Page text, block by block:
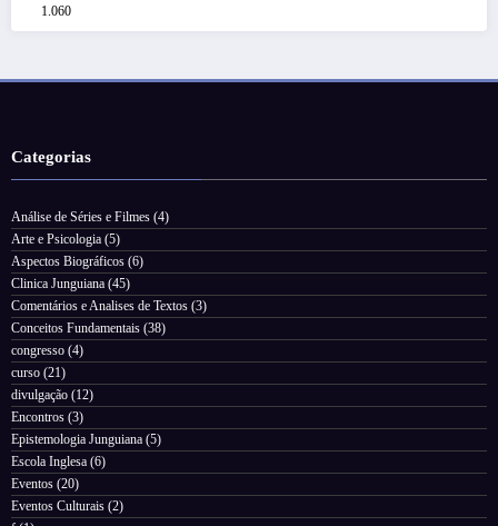
1.060
Categorias
Análise de Séries e Filmes (4)
Arte e Psicologia (5)
Aspectos Biográficos (6)
Clinica Junguiana (45)
Comentários e Analises de Textos (3)
Conceitos Fundamentais (38)
congresso (4)
curso (21)
divulgação (12)
Encontros (3)
Epistemologia Junguiana (5)
Escola Inglesa (6)
Eventos (20)
Eventos Culturais (2)